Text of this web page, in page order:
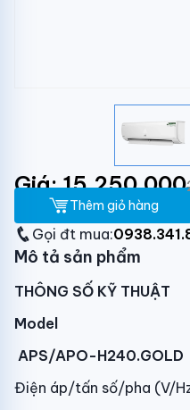
Giá: 15.250.000
Thêm giỏ hàng
Gọi đt mua:
Mô tả sản phẩm
THÔNG SỐ KỸ THUẬT
Model
APS/APO-H240.GOLD
Điện áp/tấn số/pha (V/